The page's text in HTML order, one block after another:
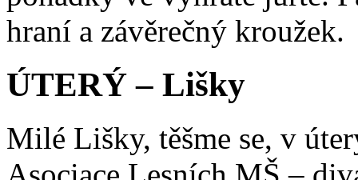
hraní a závěrečný kroužek.
ÚTERÝ – Lišky
Milé Lišky, těšme se, v